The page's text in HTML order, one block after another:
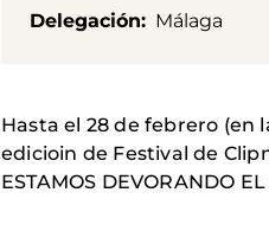
Delegación Málaga
Hasta el 28 de febrero (en
edicioin de Festival de
ESTAMOS DEVORANDO